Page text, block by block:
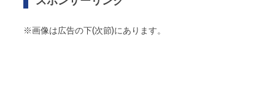
※画像は広告の下(次節)にあります。